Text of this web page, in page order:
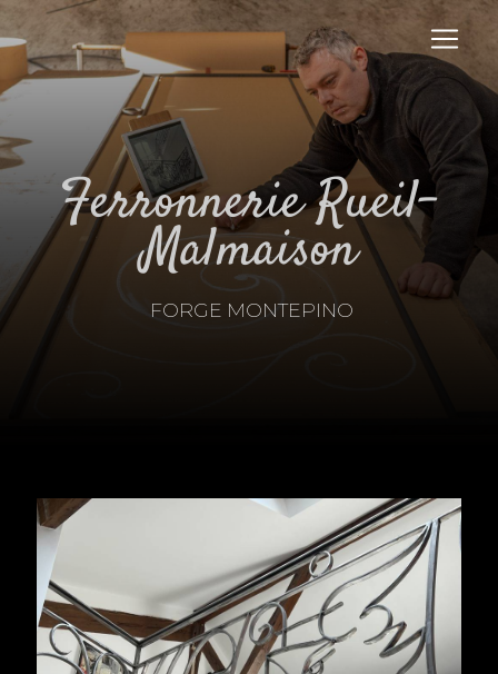
ferronnerie Rueil-
Malmaison
FORGE MONTEPINO
Panneau de gestion des cookies